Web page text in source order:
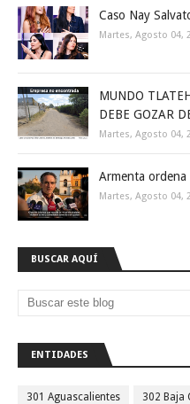
Caso Nay
Martes, Agosto 04,
MUNDO
DEBE GOZAR
Martes, Agosto 04,
Armenta
Martes, Agosto 04,
BUSCAR AQUÍ
ENTIDADES
301 Aguascalientes 302 Baja